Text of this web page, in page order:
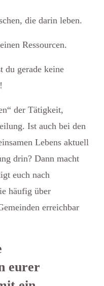
die darin leben.
Ressourcen.
du gerade keine
der Tätigkeit,
Ist auch bei den
Lebens aktuell
drin? Dann macht
euch nach
häufig über
erreichbar
eurer